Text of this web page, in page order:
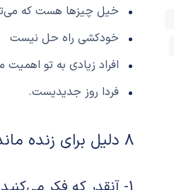
خیل چیزها هست که
خودکشی راه حل نيست
افراد زيادی به تو
فردا روز جدیدیست.
8 دلیل برای زنده ماندن